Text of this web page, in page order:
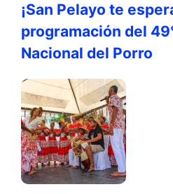
¡San Pelayo te
programación del
Nacional del Porro